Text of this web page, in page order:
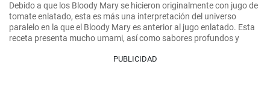
Debido a que los Bloody Mary se hicieron originalmente con jugo de
tomate enlatado, esta es más una interpretación del universo
paralelo en la que el Bloody Mary es anterior al jugo enlatado. Esta
receta presenta mucho umami, así como sabores profundos y
PUBLICIDAD